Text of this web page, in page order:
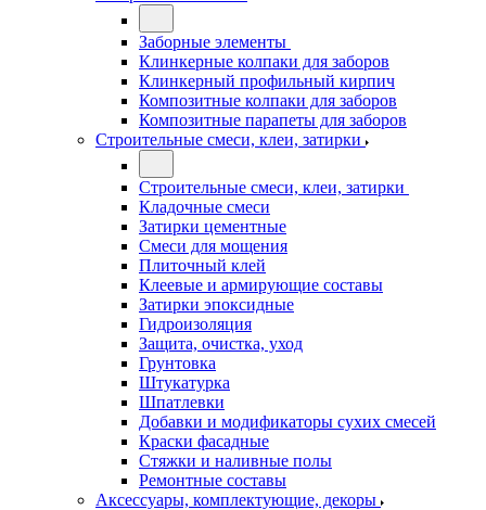
Заборные элементы
Клинкерные колпаки для заборов
Клинкерный профильный кирпич
Композитные колпаки для заборов
Композитные парапеты для заборов
Строительные смеси, клеи, затирки
Строительные смеси, клеи, затирки
Кладочные смеси
Затирки цементные
Смеси для мощения
Плиточный клей
Клеевые и армирующие составы
Затирки эпоксидные
Гидроизоляция
Защита, очистка, уход
Грунтовка
Штукатурка
Шпатлевки
Добавки и модификаторы сухих смесей
Краски фасадные
Стяжки и наливные полы
Ремонтные составы
Аксессуары, комплектующие, декоры